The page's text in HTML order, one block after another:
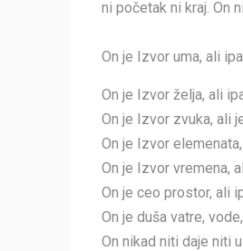
ni početak ni kraj. On
On je Izvor uma, ali
On je Izvor želja, ali
On je Izvor zvuka, ali
On je Izvor
On je Izvor vremena,
On je ceo prostor, ali
On je duša vatre,
On nikad niti daje niti